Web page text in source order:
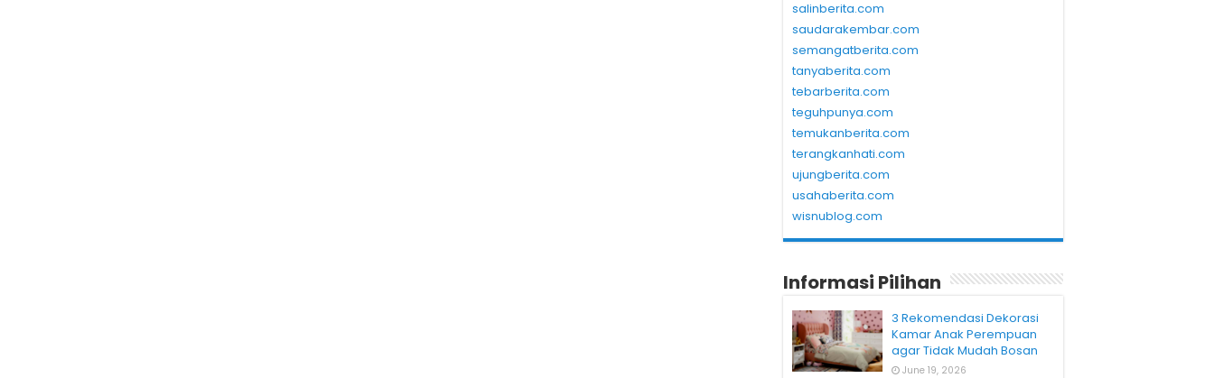
salinberita.com
saudarakembar.com
semangatberita.com
tanyaberita.com
tebarberita.com
teguhpunya.com
temukanberita.com
terangkanhati.com
ujungberita.com
usahaberita.com
wisnublog.com
Informasi Pilihan
3 Rekomendasi Dekorasi
Kamar Anak Perempuan
agar Tidak Mudah Bosan
June 19, 2026